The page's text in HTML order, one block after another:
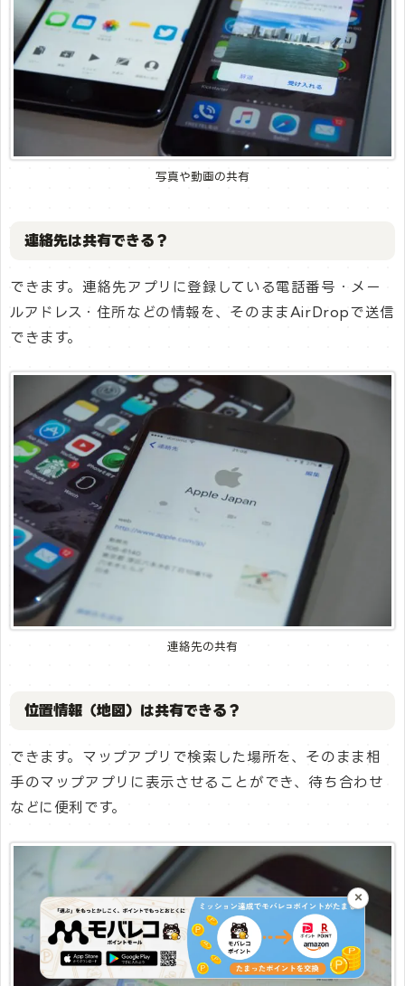
写真や動画の共有
連絡先は共有できる？
できます。連絡先アプリに登録している電話番号・メー
ルアドレス・住所などの情報を、そのままAirDropで送信
できます。
連絡先の共有
位置情報（地図）は共有できる？
できます。マップアプリで検索した場所を、そのまま相
手のマップアプリに表示させることができ、待ち合わせ
などに便利です。
×